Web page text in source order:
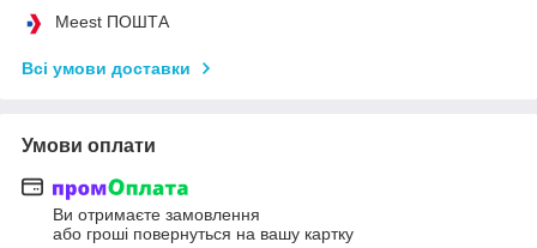
Meest ПОШТА
Всі умови доставки
Умови оплати
Ви отримаєте замовлення
або гроші повернуться на вашу картку